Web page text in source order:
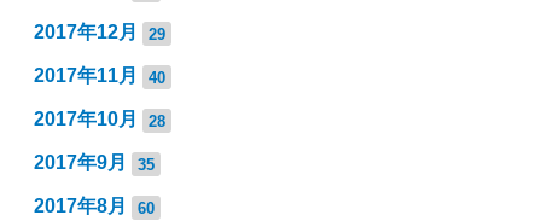
2017年12月 29
2017年11月 40
2017年10月 28
2017年9月 35
2017年8月 60